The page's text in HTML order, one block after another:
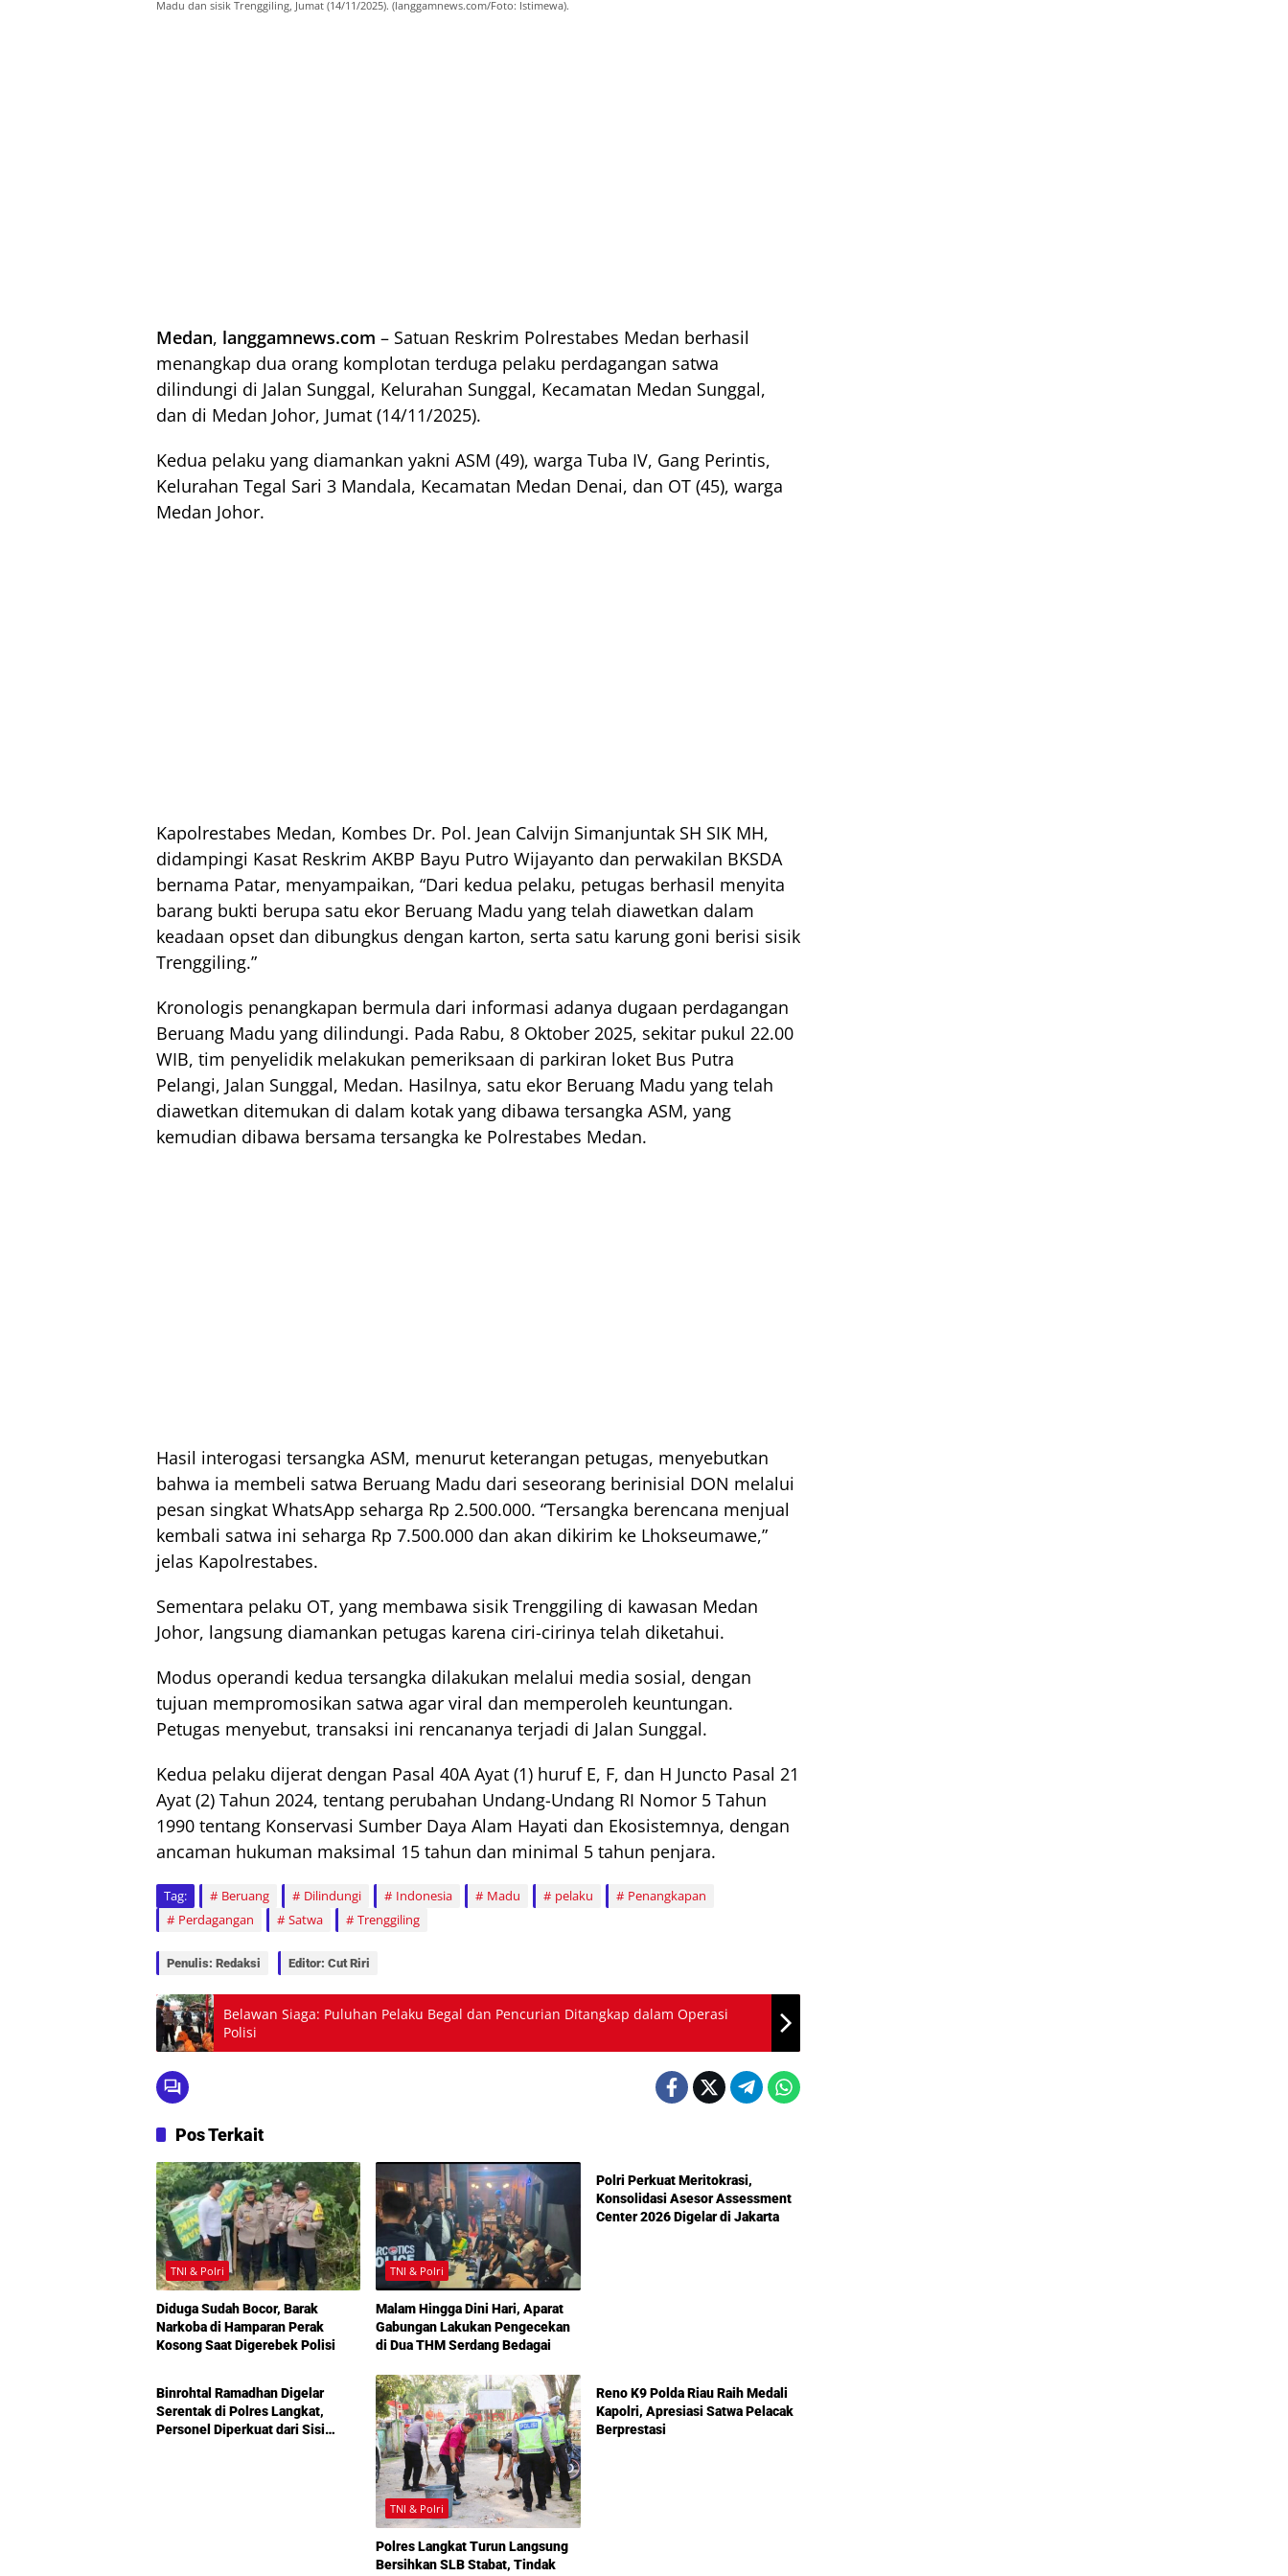
Madu dan sisik Trenggiling, Jumat (14/11/2025). (langgamnews.com/Foto: Istimewa).
Medan, langgamnews.com – Satuan Reskrim Polrestabes Medan berhasil
menangkap dua orang komplotan terduga pelaku perdagangan satwa
dilindungi di Jalan Sunggal, Kelurahan Sunggal, Kecamatan Medan Sunggal,
dan di Medan Johor, Jumat (14/11/2025).
Kedua pelaku yang diamankan yakni ASM (49), warga Tuba IV, Gang Perintis,
Kelurahan Tegal Sari 3 Mandala, Kecamatan Medan Denai, dan OT (45), warga
Medan Johor.
Kapolrestabes Medan, Kombes Dr. Pol. Jean Calvijn Simanjuntak SH SIK MH,
didampingi Kasat Reskrim AKBP Bayu Putro Wijayanto dan perwakilan BKSDA
bernama Patar, menyampaikan, “Dari kedua pelaku, petugas berhasil menyita
barang bukti berupa satu ekor Beruang Madu yang telah diawetkan dalam
keadaan opset dan dibungkus dengan karton, serta satu karung goni berisi sisik
Trenggiling.”
Kronologis penangkapan bermula dari informasi adanya dugaan perdagangan
Beruang Madu yang dilindungi. Pada Rabu, 8 Oktober 2025, sekitar pukul 22.00
WIB, tim penyelidik melakukan pemeriksaan di parkiran loket Bus Putra
Pelangi, Jalan Sunggal, Medan. Hasilnya, satu ekor Beruang Madu yang telah
diawetkan ditemukan di dalam kotak yang dibawa tersangka ASM, yang
kemudian dibawa bersama tersangka ke Polrestabes Medan.
Hasil interogasi tersangka ASM, menurut keterangan petugas, menyebutkan
bahwa ia membeli satwa Beruang Madu dari seseorang berinisial DON melalui
pesan singkat WhatsApp seharga Rp 2.500.000. “Tersangka berencana menjual
kembali satwa ini seharga Rp 7.500.000 dan akan dikirim ke Lhokseumawe,”
jelas Kapolrestabes.
Sementara pelaku OT, yang membawa sisik Trenggiling di kawasan Medan
Johor, langsung diamankan petugas karena ciri-cirinya telah diketahui.
Modus operandi kedua tersangka dilakukan melalui media sosial, dengan
tujuan mempromosikan satwa agar viral dan memperoleh keuntungan.
Petugas menyebut, transaksi ini rencananya terjadi di Jalan Sunggal.
Kedua pelaku dijerat dengan Pasal 40A Ayat (1) huruf E, F, dan H Juncto Pasal 21
Ayat (2) Tahun 2024, tentang perubahan Undang-Undang RI Nomor 5 Tahun
1990 tentang Konservasi Sumber Daya Alam Hayati dan Ekosistemnya, dengan
ancaman hukuman maksimal 15 tahun dan minimal 5 tahun penjara.
Tag: Beruang Dilindungi Indonesia Madu pelaku
Penangkapan
Perdagangan
Satwa Trenggiling
Penulis: Redaksi Editor: Cut Riri
Belawan Siaga: Puluhan Pelaku Begal dan Pencurian Ditangkap dalam Operasi
Polisi
Pos Terkait
TNI & Polri
Diduga Sudah Bocor, Barak
Narkoba di Hamparan Perak
Kosong Saat Digerebek Polisi
TNI & Polri
Malam Hingga Dini Hari, Aparat
Gabungan Lakukan Pengecekan
di Dua THM Serdang Bedagai
Polri Perkuat Meritokrasi,
Konsolidasi Asesor Assessment
Center 2026 Digelar di Jakarta
Humaniora
Binrohtal Ramadhan Digelar
Serentak di Polres Langkat,
Personel Diperkuat dari Sisi
TNI & Polri
Polres Langkat Turun Langsung
Bersihkan SLB Stabat, Tindak
Reno K9 Polda Riau Raih Medali
Kapolri, Apresiasi Satwa Pelacak
Berprestasi